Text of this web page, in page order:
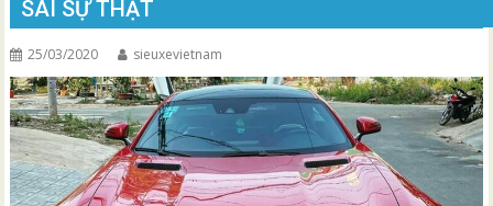
SAI SỰ THẬT
25/03/2020 sieuxevietnam